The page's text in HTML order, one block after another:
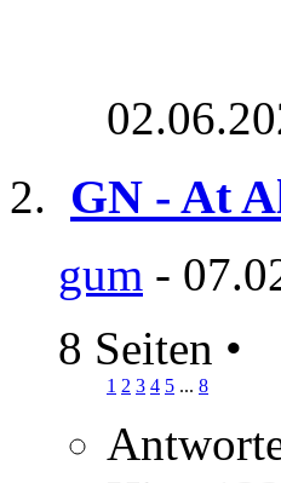
GN - At
gum -
8 Seiten •
1 2 3 4 5 ... 8